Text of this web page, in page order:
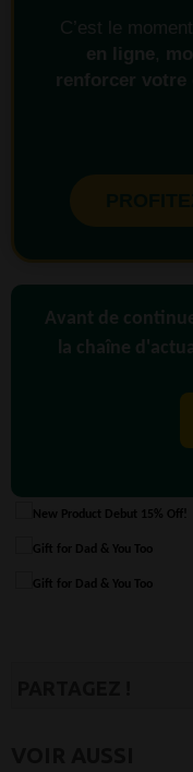
C’est le
en ligne,
renforcer
Avant de
la chaîne